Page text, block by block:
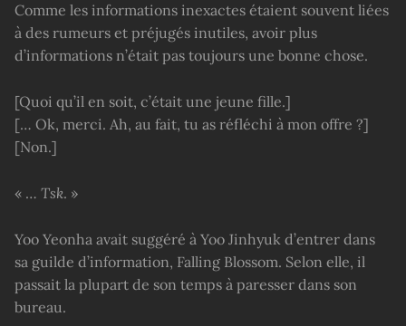
Comme les informations inexactes étaient souvent liées
à des rumeurs et préjugés inutiles, avoir plus
d’informations n’était pas toujours une bonne chose.
[Quoi qu’il en soit, c’était une jeune fille.]
[… Ok, merci. Ah, au fait, tu as réfléchi à mon offre ?]
[Non.]
« … Tsk. »
Yoo Yeonha avait suggéré à Yoo Jinhyuk d’entrer dans
sa guilde d’information, Falling Blossom. Selon elle, il
passait la plupart de son temps à paresser dans son
bureau.